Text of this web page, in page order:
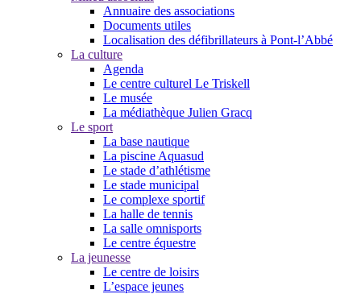
Annuaire des associations
Documents utiles
Localisation des défibrillateurs à Pont-l’Abbé
La culture
Agenda
Le centre culturel Le Triskell
Le musée
La médiathèque Julien Gracq
Le sport
La base nautique
La piscine Aquasud
Le stade d’athlétisme
Le stade municipal
Le complexe sportif
La halle de tennis
La salle omnisports
Le centre équestre
La jeunesse
Le centre de loisirs
L’espace jeunes